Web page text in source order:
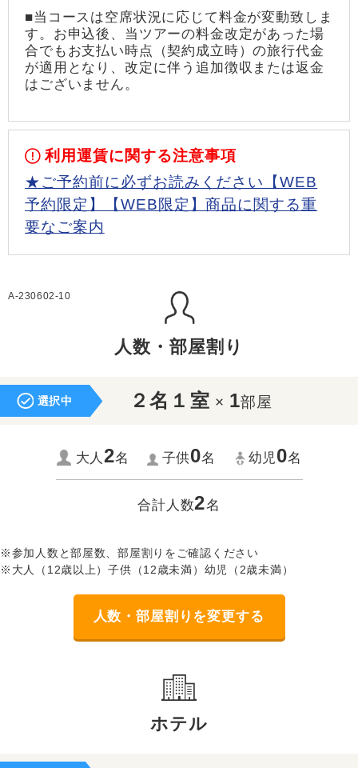
■当コースは空席状況に応じて料金が変動致しま
す。お申込後、当ツアーの料金改定があった場
合でもお支払い時点（契約成立時）の旅行代金
が適用となり、改定に伴う追加徴収または返金
はございません。
利用運賃に関する注意事項
★ご予約前に必ずお読みください【WEB
予約限定】【WEB限定】商品に関する重
要なご案内
A-230602-10
人数・部屋割り
選択中 ２名１室 × 1部屋
大人2名 子供0名 幼児0名
合計人数2名
※参加人数と部屋数、部屋割りをご確認ください
※大人（12歳以上）子供（12歳未満）幼児（2歳未満）
人数・部屋割りを変更する
ホテル